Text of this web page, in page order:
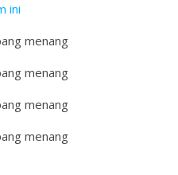
ini
menang
menang
menang
menang